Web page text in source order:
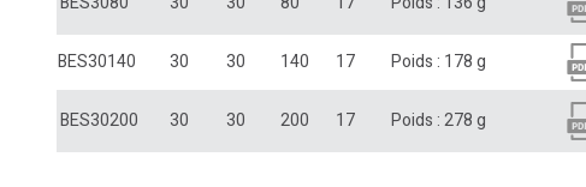
BES30140 30 30 140 17 Poids : 178 g
BES30200 30 30 200 17 Poids : 278 g